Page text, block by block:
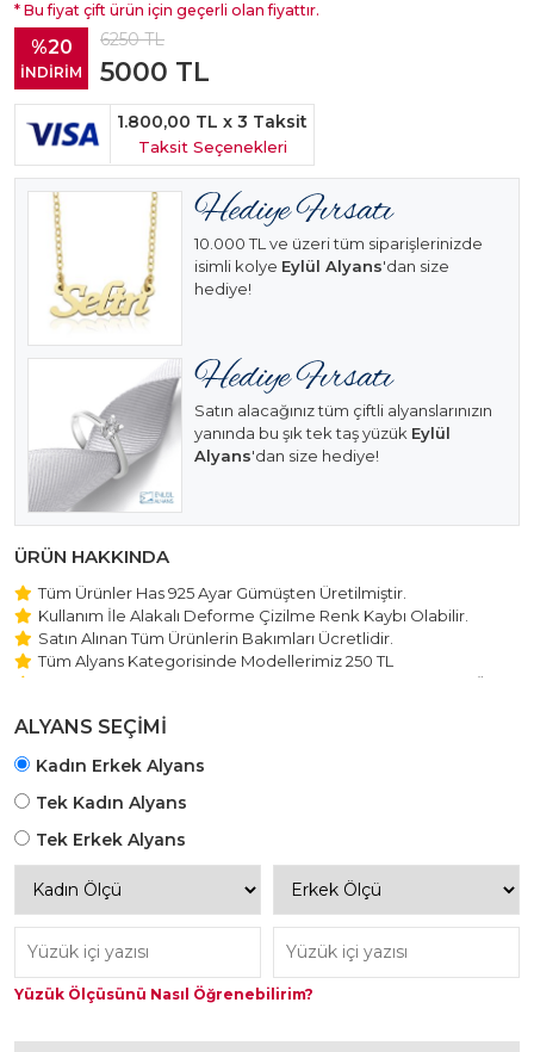
* Bu fiyat çift ürün için geçerli olan fiyattır.
%20
İNDİRİM
6250TL
5000 TL
1.800,00 TL x 3 Taksit
Taksit Seçenekleri
10.000 TL ve üzeri tüm siparişlerinizde
isimli kolye Eylül Alyans'dan size
hediye!
Satın alacağınız tüm çiftli alyanslarınızın
yanında bu şık tek taş yüzük Eylül
Alyans'dan size hediye!
ÜRÜN HAKKINDA
Tüm Ürünler Has 925 Ayar Gümüşten Üretilmiştir.
Kullanım İle Alakalı Deforme Çizilme Renk Kaybı Olabilir.
Satın Alınan Tüm Ürünlerin Bakımları Ücretlidir.
Tüm Alyans Kategorisinde Modellerimiz 250 TL
Beştaş Tektaş Kolye ve Bileklik Modellerimiz 150 TL Sabit Ücret
ALYANS SEÇİMİ
Kadın Erkek Alyans
Tek Kadın Alyans
Tek Erkek Alyans
Yüzük Ölçüsünü Nasıl Öğrenebilirim?